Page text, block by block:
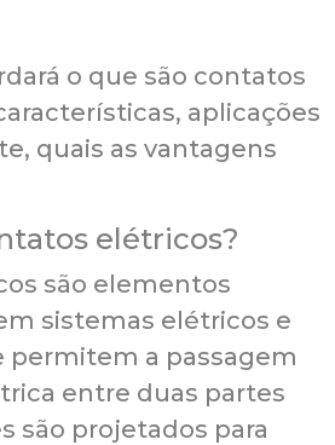
o que são contatos
aplicações
quais as vantagens
elétricos?
são elementos
sistemas elétricos e
permitem a passagem
entre duas partes
são projetados para